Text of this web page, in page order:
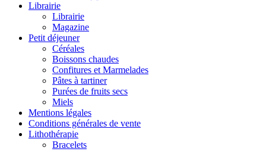
Librairie
Librairie
Magazine
Petit déjeuner
Céréales
Boissons chaudes
Confitures et Marmelades
Pâtes à tartiner
Purées de fruits secs
Miels
Mentions légales
Conditions générales de vente
Lithothérapie
Bracelets